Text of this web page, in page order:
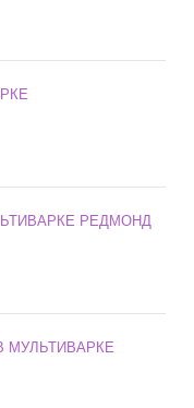
РЕДМОНД
МУЛЬТИВАРКЕ